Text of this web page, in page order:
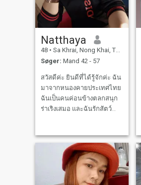
Natthaya
48 • Sa Khrai, Nong Khai, Thailand
Søger: Mand 42 - 57
สวัสดีค่ะ ยินดีที่ได้รู้จักค่ะ ฉัน
มาจากหนองคายประเทศไทย
ฉันเป็นคนค่อนข้างตลกสนุก
ร่าเริงเสมอ และฉันรักสัตว์
คนเดียว ฉันหย่าร้างมา
ได้5/6ปีแล้วเคยผิดหัวงเสียใจ
ร้องไห้มากับความรักถ้าคุณ
ไม่รังเกีย